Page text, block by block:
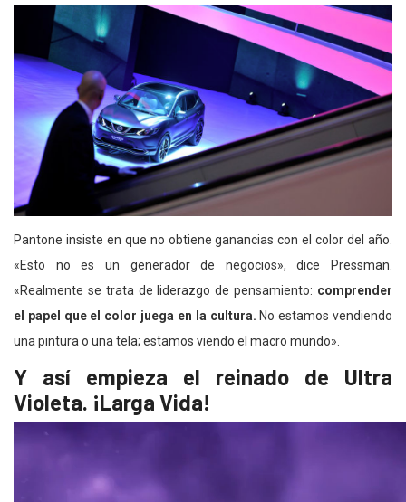
Pantone insiste en que no obtiene ganancias con el color del año.
«Esto no es un generador de negocios», dice Pressman.
«Realmente se trata de liderazgo de pensamiento: comprender
el papel que el color juega en la cultura. No estamos vendiendo
una pintura o una tela; estamos viendo el macro mundo».
Y así empieza el reinado de Ultra
Violeta. ¡Larga Vida!